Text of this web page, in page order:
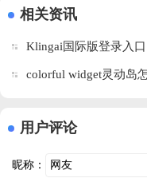
市
最新版
相关资讯
Klingai国际版登录入
colorful widget灵动岛
用户评论
昵称：